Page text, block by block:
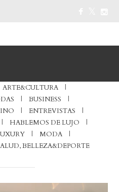
ARTE&CULTURA
BUSINESS
ENTREVISTAS
HABLEMOS DE LUJO
MODA
BELLEZA&DEPORTE